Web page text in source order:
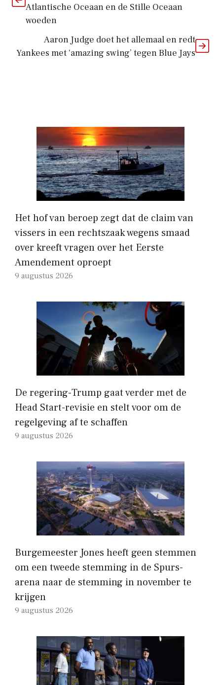
Atlantische Oceaan en de Stille Oceaan
woeden
Aaron Judge doet het allemaal en redt
Yankees met ‘amazing swing’ tegen Blue Jays
Het hof van beroep zegt dat de claim van
vissers in een rechtszaak wegens smaad
over kreeft vragen over het Eerste
Amendement oproept
9 augustus 2026
De regering-Trump gaat verder met de
Head Start-revisie en stelt voor om de
regelgeving af te schaffen
9 augustus 2026
Burgemeester Jones heeft geen stemmen
om een ​​tweede stemming in de Spurs-
arena naar de stemming in november te
krijgen
9 augustus 2026